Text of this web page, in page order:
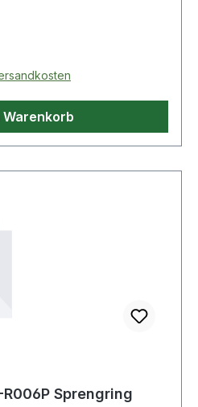
Warenkorb
Sprengring